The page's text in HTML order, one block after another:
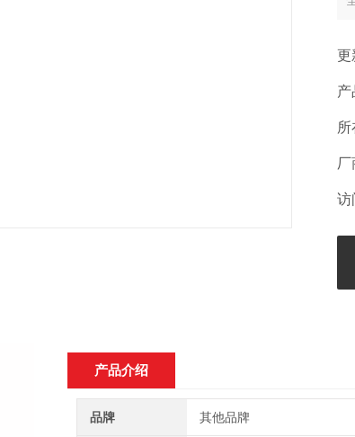
更
产
所
厂
访
产品介绍
品牌 其他品牌